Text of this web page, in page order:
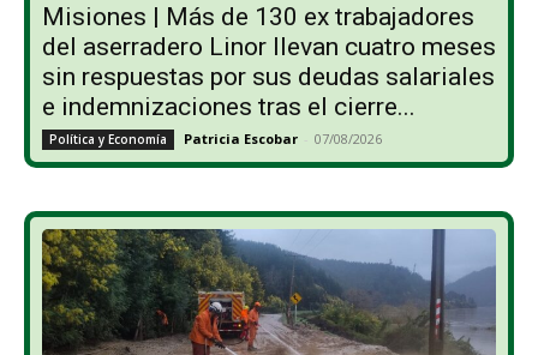
Misiones | Más de 130 ex trabajadores
del aserradero Linor llevan cuatro meses
sin respuestas por sus deudas salariales
e indemnizaciones tras el cierre...
Política y Economía Patricia Escobar - 07/08/2026